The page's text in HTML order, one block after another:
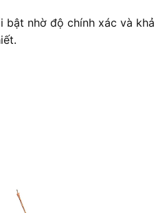
bật nhờ độ chính xác và